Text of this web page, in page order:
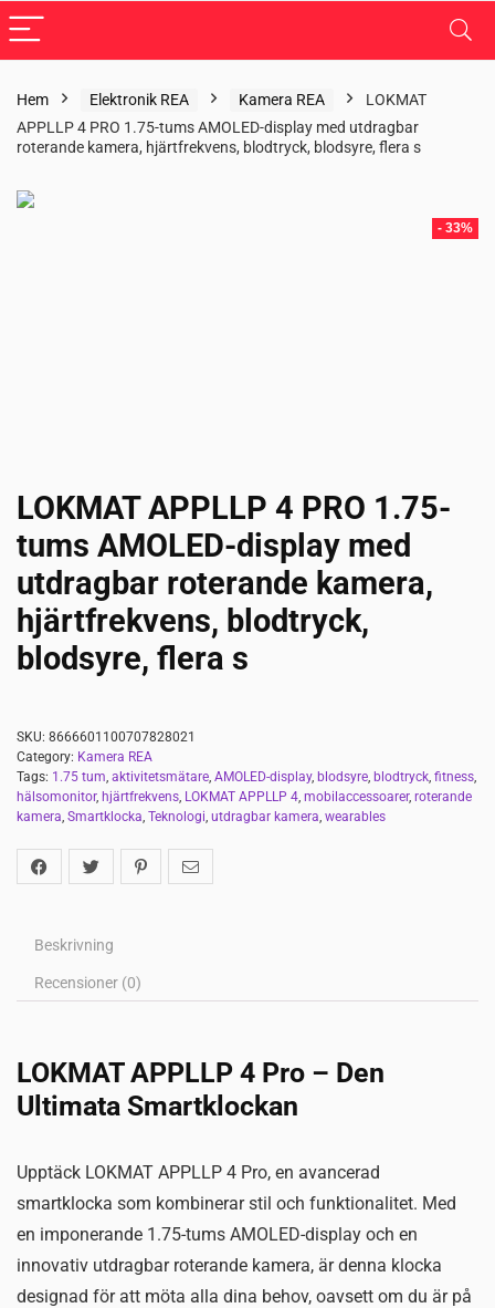
Hem Elektronik REA Kamera REA
LOKMAT
APPLLP 4 PRO 1.75-tums AMOLED-display med utdragbar
roterande kamera, hjärtfrekvens, blodtryck, blodsyre, flera s
- 33%
LOKMAT APPLLP 4 PRO 1.75-
tums AMOLED-display med
utdragbar roterande kamera,
hjärtfrekvens, blodtryck,
blodsyre, flera s
SKU: 8666601100707828021
Category: Kamera REA
Tags: 1.75 tum, aktivitetsmätare, AMOLED-display, blodsyre, blodtryck, fitness,
hälsomonitor, hjärtfrekvens, LOKMAT APPLLP 4, mobilaccessoarer, roterande
kamera, Smartklocka, Teknologi, utdragbar kamera, wearables
Beskrivning
Recensioner (0)
LOKMAT APPLLP 4 Pro – Den
Ultimata Smartklockan
Upptäck LOKMAT APPLLP 4 Pro, en avancerad
smartklocka som kombinerar stil och funktionalitet. Med
en imponerande 1.75-tums AMOLED-display och en
innovativ utdragbar roterande kamera, är denna klocka
designad för att möta alla dina behov, oavsett om du är på